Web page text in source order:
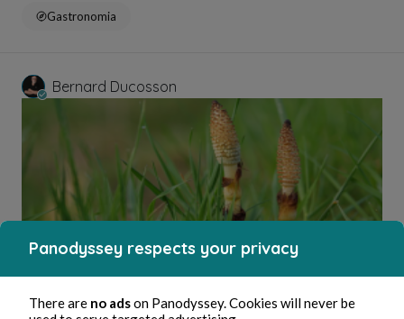
Gastronomia
Bernard Ducosson
Ejaculateur
Panodyssey respects your privacy
There are no adson Panodyssey. Cookies will never be